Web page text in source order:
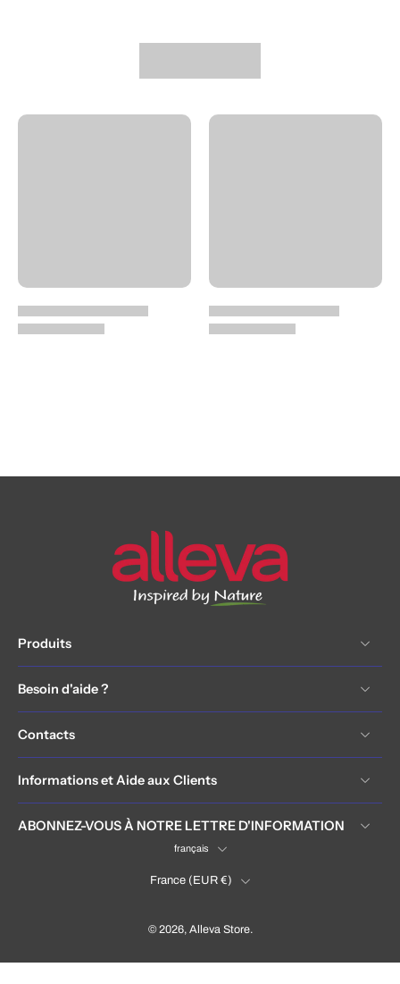
Produits
Besoin d'aide ?
Contacts
Informations et Aide aux Clients
ABONNEZ-VOUS À NOTRE LETTRE D'INFORMATION
français
France ‎(EUR €)‎
© 2026, Alleva Store.